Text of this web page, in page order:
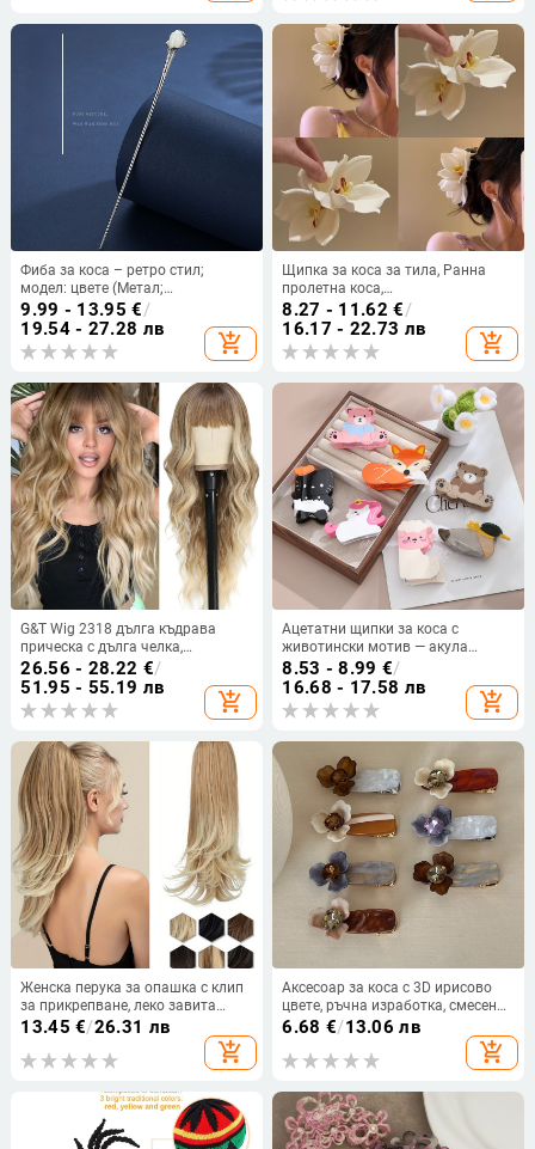
Фиба за коса – ретро стил;
модел: цвете (Метал;
електропокритие)
9.99 - 13.95 €/
19.54 - 27.28 лв
add_shopping_cart
Щипка за коса за тила, Ранна
пролетна коса,
Ултрареалистична щипка с
феерична текстура, Щипка с
акула нокът, Щипка с орхидея за
прическа
8.27 - 11.62 €/
16.17 - 22.73 лв
add_shopping_cart
G&T Wig 2318 дълга къдрава
прическа с дълга челка,
високотемпературна нишка, за
дами
26.56 - 28.22 €/
51.95 - 55.19 лв
add_shopping_cart
Ацетатни щипки за коса с
животински мотив — акула
дизайн, сладък и женствен стил,
универсални за всеки стил
8.53 - 8.99 €/
16.68 - 17.58 лв
add_shopping_cart
Женска перука за опашка с клип
за прикрепване, леко завита
опашка, термоустойчива тел
13.45 €/26.31 лв
add_shopping_cart
Аксесоар за коса с 3D ирисово
цвете, ръчна изработка, смесени
материали, duckbill клип,
6.68 €/13.06 лв
add_shopping_cart